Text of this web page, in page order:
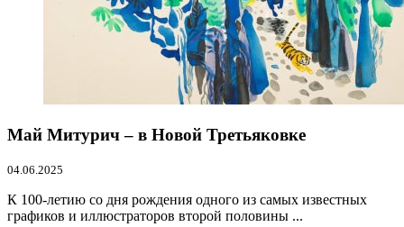
Май Митурич – в Новой Третьяковке
04.06.2025
К 100-летию со дня рождения одного из самых известных
графиков и иллюстраторов второй половины ...